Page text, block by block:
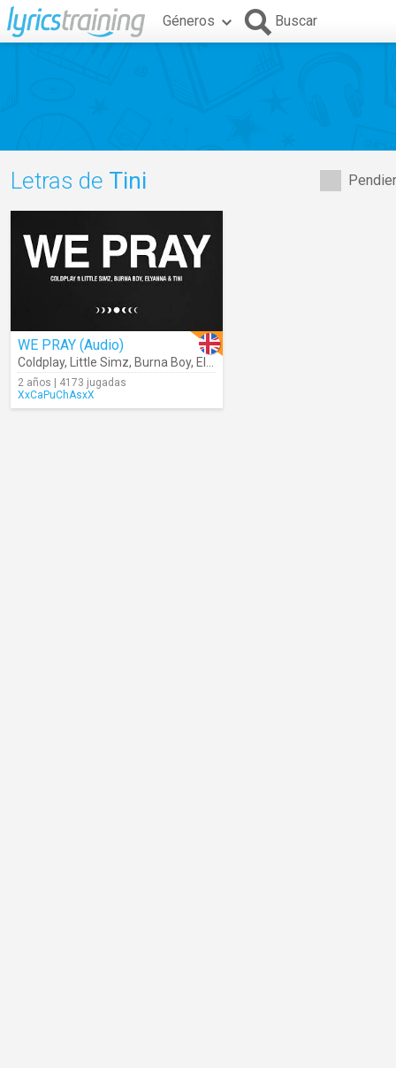
Géneros Buscar
Letras de Tini
WE PRAY (Audio)
Coldplay, Little Simz, Burna Boy, Elyanna
2 años | 4173 jugadas
XxCaPuChAsxX